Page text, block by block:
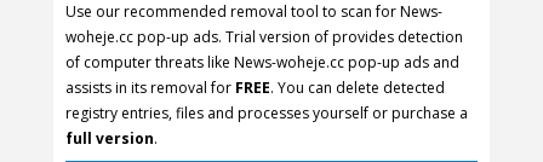
Use our recommended removal tool to scan for News-
woheje.cc pop-up ads. Trial version of provides detection
of computer threats like News-woheje.cc pop-up ads and
assists in its removal for FREE. You can delete detected
registry entries, files and processes yourself or purchase a
full version.